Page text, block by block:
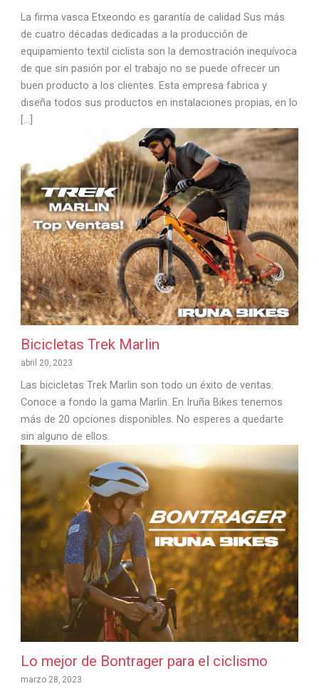
La firma vasca Etxeondo es garantía de calidad Sus más
de cuatro décadas dedicadas a la producción de
equipamiento textil ciclista son la demostración inequívoca
de que sin pasión por el trabajo no se puede ofrecer un
buen producto a los clientes. Esta empresa fabrica y
diseña todos sus productos en instalaciones propias, en lo
[…]
Bicicletas Trek Marlin
abril 20, 2023
Las bicicletas Trek Marlin son todo un éxito de ventas.
Conoce a fondo la gama Marlin. En Iruña Bikes tenemos
más de 20 opciones disponibles. No esperes a quedarte
sin alguno de ellos.
Lo mejor de Bontrager para el ciclismo
marzo 28, 2023